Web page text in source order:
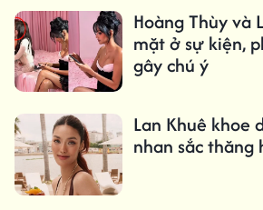
Hoàng Thùy và
mặt ở sự kiện,
gây chú ý
Lan Khuê khoe
nhan sắc thăng